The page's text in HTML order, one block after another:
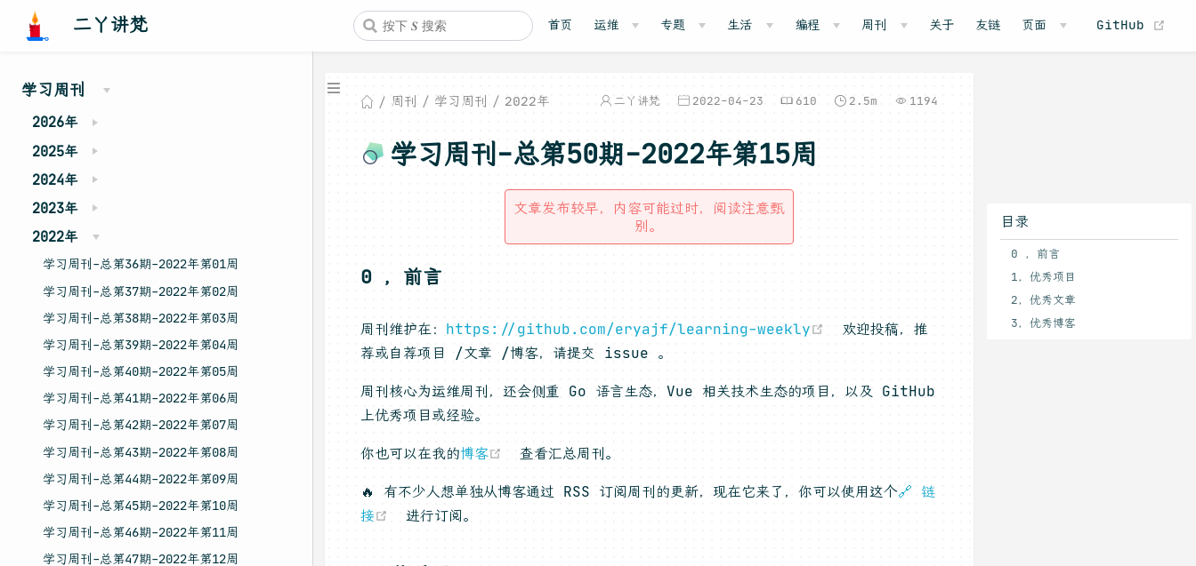
二丫讲梵 首页 运维 专题 生活 编程 周刊 关于 友链 页面 GitHub
学习周刊
2026年
2025年
2024年
2023年
2022年
学习周刊-总第36期-2022年第01周
学习周刊-总第37期-2022年第02周
学习周刊-总第38期-2022年第03周
学习周刊-总第39期-2022年第04周
学习周刊-总第40期-2022年第05周
学习周刊-总第41期-2022年第06周
学习周刊-总第42期-2022年第07周
学习周刊-总第43期-2022年第08周
学习周刊-总第44期-2022年第09周
学习周刊-总第45期-2022年第10周
学习周刊-总第46期-2022年第11周
学习周刊-总第47期-2022年第12周
周刊 学习周刊 2022年 二丫讲梵 2022-04-23 610 2.5m 1194
目录
0 ，前言
1，优秀项目
2，优秀文章
3，优秀博客
学习周刊-总第50期-2022年第15周
文章发布较早，内容可能过时，阅读注意甄
别。
0 ，前言
周刊维护在： https://github.com/eryajf/learning-weekly (opens new window)
欢迎投稿，推
荐或自荐项目 /文章 /博客，请提交 issue 。
周刊核心为运维周刊，还会侧重 Go 语言生态，Vue 相关技术生态的项目，以及 GitHub
上优秀项目或经验。
你也可以在我的博客 (opens new window)
查看汇总周刊。
🔥 有不少人想单独从博客通过 RSS 订阅周刊的更新，现在它来了，你可以使用这个🔗 链
接
(opens new window)
进行订阅。